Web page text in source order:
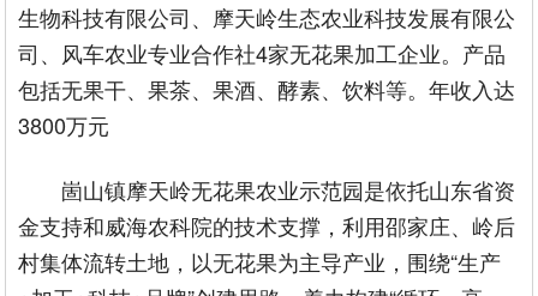
生物科技有限公司、摩天岭生态农业科技发展有限公
司、风车农业专业合作社4家无花果加工企业。产品
包括无果干、果茶、果酒、酵素、饮料等。年收入达
3800万元
崮山镇摩天岭无花果农业示范园是依托山东省资
金支持和威海农科院的技术支撑，利用邵家庄、岭后
村集体流转土地，以无花果为主导产业，围绕“生产